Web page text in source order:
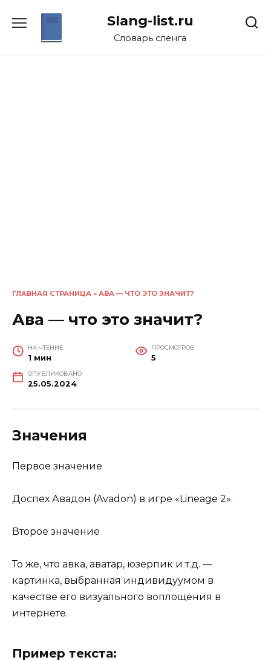
Slang-list.ru
Словарь сленга
ГЛАВНАЯ СТРАНИЦА » АВА — ЧТО ЭТО ЗНАЧИТ?
Ава — что это значит?
НА ЧТЕНИЕ
1 мин
ПРОСМОТРОВ
5
ОПУБЛИКОВАНО
25.05.2024
Значения
Первое значение
Доспех Авадон (Avadon) в игре «Lineage 2».
Второе значение
То же, что авка, аватар, юзерпик и т.д. —
картинка, выбранная индивидуумом в
качестве его визуального воплощения в
интернете.
Пример текста: